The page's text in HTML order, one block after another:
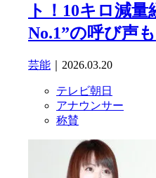
ト！10キロ減
No.1”の呼び声も
芸能 ｜2026.03.20
テレビ朝日
アナウンサー
称賛